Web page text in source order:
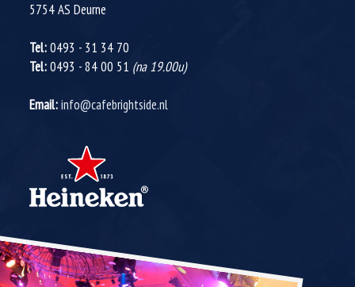
5754 ASDeurne
Tel:0493 - 31 34 70
Tel:0493 - 84 00 51 (na 19.00u)
Email:info@cafebrightside.nl